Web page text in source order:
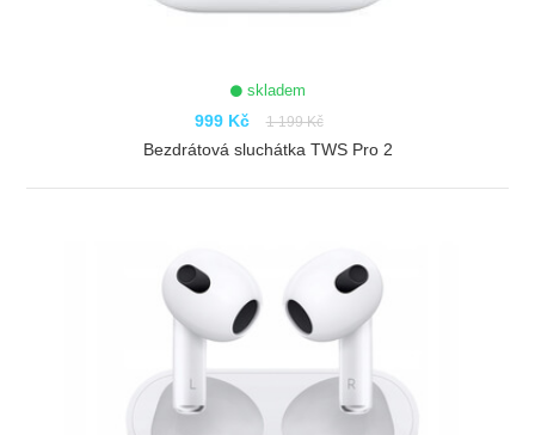
skladem
999 Kč 1 199 Kč
Bezdrátová sluchátka TWS Pro 2